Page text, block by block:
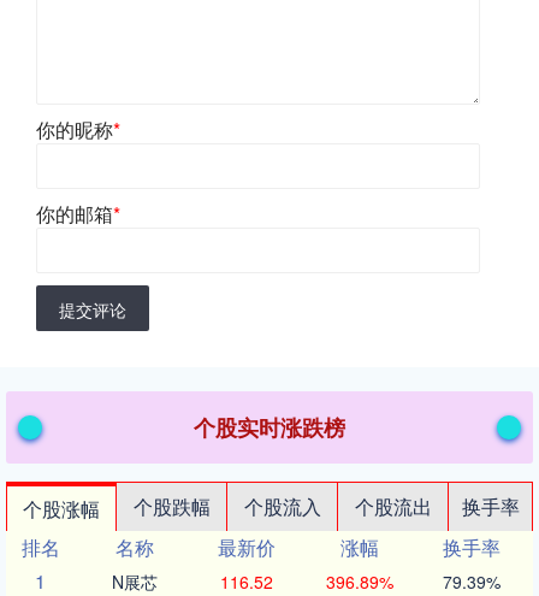
你的昵称*
你的邮箱*
提交评论
个股实时涨跌榜
个股涨幅 个股跌幅 个股流入 个股流出
换手率
排名
名称 最新价 涨幅
换手率
1
N展芯 116.52 396.89% 79.39%